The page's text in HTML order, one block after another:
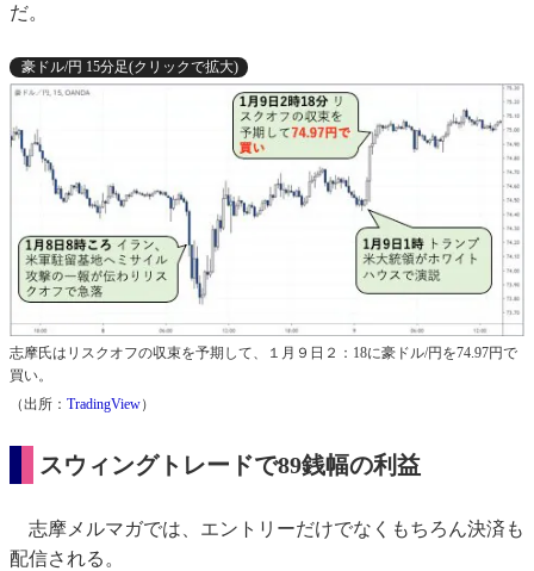
だ。
豪ドル/円 15分足(クリックで拡大)
志摩氏はリスクオフの収束を予期して、１月９日２：18に豪ドル/円を74.97円で
買い。
（出所： TradingView）
スウィングトレードで89銭幅の利益
志摩メルマガでは、エントリーだけでなくもちろん決済も
配信される。